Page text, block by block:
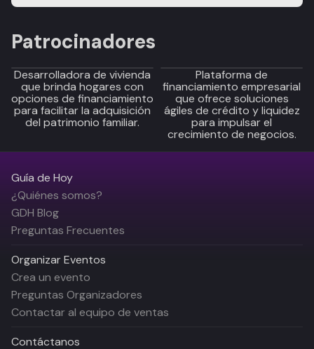
Patrocinadores
Desarrolladora de vivienda
que brinda hogares con
opciones de financiamiento
para facilitar la adquisición
del patrimonio familiar.
Plataforma de
financiamiento empresarial
que ofrece soluciones
ágiles de crédito y liquidez
para impulsar el
crecimiento de negocios.
Guía de Hoy
¿Quiénes somos?
GDH Blog
Preguntas Frecuentes
Organizar Eventos
Crea un evento
Preguntas Organizadores
Contactar al equipo de ventas
Contáctanos